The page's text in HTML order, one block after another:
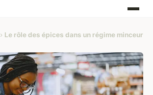
› Le rôle des épices dans un régime minceur